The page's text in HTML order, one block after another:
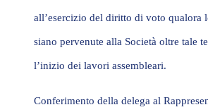
all’esercizio del diritto di voto qualora
siano pervenute alla Società oltre tale
l’inizio dei lavori assembleari.
Conferimento della delega al